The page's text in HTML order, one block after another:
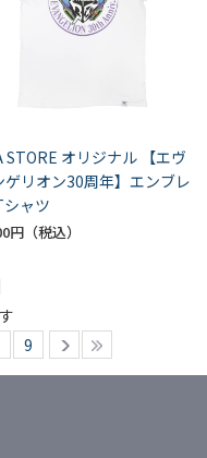
STORE オリジナル 【エヴ
ゲリオン30周年】エンブレ
シャツ
円
9